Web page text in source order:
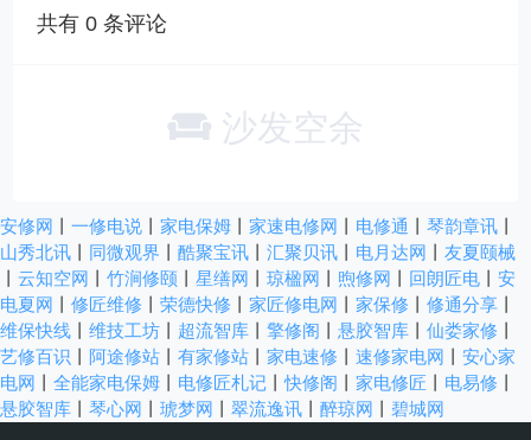
共有0 条评论
沙发空余
安修网 一修电说 家电保姆 家速电修网 电修通 琴韵章讯
山秀北讯
同微观界 酷聚宝讯 汇聚贝讯 电月达网
友夏颐械
云知空网 竹涧修颐 星缮网 琼楹网 煦修网 回朗匠电
安
电夏网
修匠维修 荣德快修 家匠修电网 家保修 修通分享
维保快线
维技工坊 超流智库 擎修阁 悬胶智库 仙娄家修
艺修百识
阿途修站 有家修站 家电速修 速修家电网
安心家
电网
全能家电保姆 电修匠札记 丨快修阁 家电修匠 电易修
悬胶智库
琴心网 琥梦网 翠流逸讯 醉琼网 碧城网